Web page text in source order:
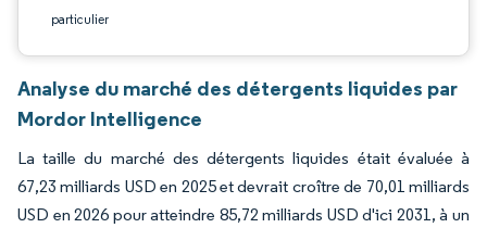
particulier
Analyse du marché des détergents liquides par
Mordor Intelligence
La taille du marché des détergents liquides était évaluée à
67,23 milliards USD en 2025 et devrait croître de 70,01 milliards
USD en 2026 pour atteindre 85,72 milliards USD d'ici 2031, à un